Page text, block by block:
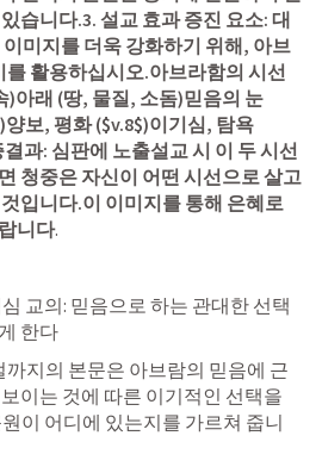
습니다.3. 설교 효과 증진 요소: 대
미지를 더욱 강화하기 위해, 아브
활용하십시오.아브라함의 시선
)아래 (땅, 물질, 소돔)믿음의 눈
양보, 평화 ($v.8$)이기심, 탐욕
결과: 심판에 노출설교 시 이 두 시선
청중은 자신이 어떤 시선으로 살고
입니다.이 이미지를 통해 은혜로
니다.
교의: 믿음으로 하는 관대한 선택
한다
까지의 본문은 아브람의 믿음에 근
이는 것에 따른 이기적인 선택을
이 어디에 있는지를 가르쳐 줍니